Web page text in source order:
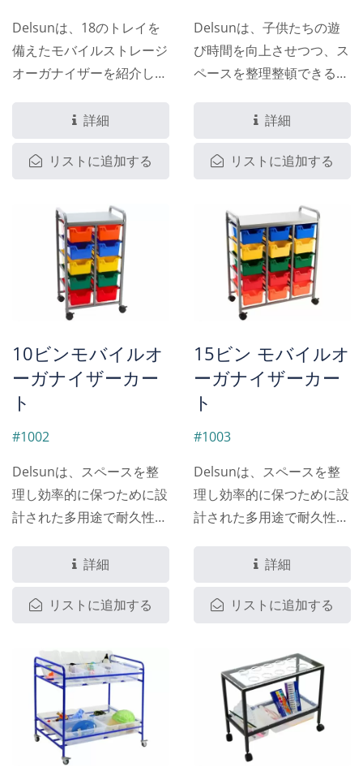
Delsunは、18のトレイを
備えたモバイルストレージ
オーガナイザーを紹介しま
然と整理するために設計さ
ソリューションです。この
型トレイと6の大型トレイ
を備えており、すべての色
をカスタマイズ可能で、あ
なたのスタイルに合わせる
ことができます。簡単に滑
るキャスターを備えたこの
オーガナイザーは、教室、
オフィス、家庭に最適で、
柔軟性と移動の容易さを提
供します。
詳細
リストに追加する
Delsunは、子供たちの遊
び時間を向上させつつ、ス
ペースを整理整頓できるよ
能的な家具、ブロックスト
す。テーブルトップには子
み立てられるブロックベー
スがあり、その下にはブロ
ックや他のおもちゃを収納
するための十分なスペース
を提供する収納ボックスが
あります。このテーブルは
耐久性のある素材で作られ
ており、長持ちするように
設計されているため、プレ
イルーム、教室、家庭に最
適な追加アイテムです。
詳細
リストに追加する
10ビンモバイルオ
ーガナイザーカー
ト
#1002
Delsunは、スペースを整
理し効率的に保つために設
計された多用途で耐久性の
10ビンモバイルオーガナイ
ーガナイザーには、さまざ
するのに最適な鮮やかな色
（赤、灰色、緑、黄色、オ
レンジ）の10個のビンが含
まれています。頑丈な塗装
されたサイドチューブ、中
間サポートバー、頑丈な天
詳細
リストに追加する
15ビン モバイルオ
ーガナイザーカー
ト
#1003
Delsunは、スペースを整
理し効率的に保つために設
計された多用途で耐久性の
15ビンモバイルオーガナイ
ーガナイザーには、さまざ
するのに最適な鮮やかな色
（赤、青、緑、黄色、オレ
ンジ）の15個のビンが含ま
れています。側面のサポー
トには頑丈なグレー塗装の
スチールチューブ、中央の
詳細
リストに追加する